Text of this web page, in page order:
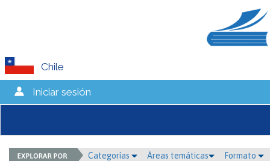
Chile
Iniciar sesión
Categorías Áreas temáticas Formato